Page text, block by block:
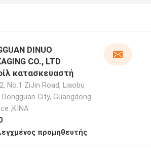
DINUO
CO., LTD
κατασκευαστή
No.1 ZiJin Road, Liaobu
Dongguan City, Guangdong
,ΚΙΝΑ
προμηθευτής